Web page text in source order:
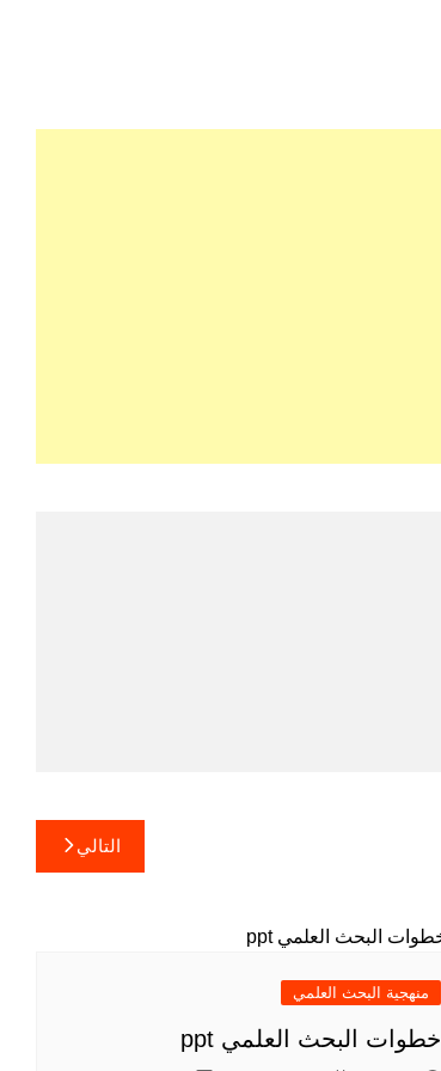
التالي
منهجية البحث العلمي
خطوات البحث العلمي ppt